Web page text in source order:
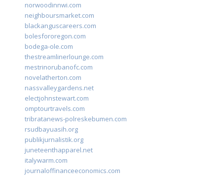
norwoodinnwi.com
neighboursmarket.com
blackanguscareers.com
bolesfororegon.com
bodega-ole.com
thestreamlinerlounge.com
mestrinorubanofc.com
novelatherton.com
nassvalleygardens.net
electjohnstewart.com
omptourtravels.com
tribratanews-polreskebumen.com
rsudbayuasih.org
publikjurnalistik.org
juneteenthapparel.net
italywarm.com
journaloffinanceeconomics.com